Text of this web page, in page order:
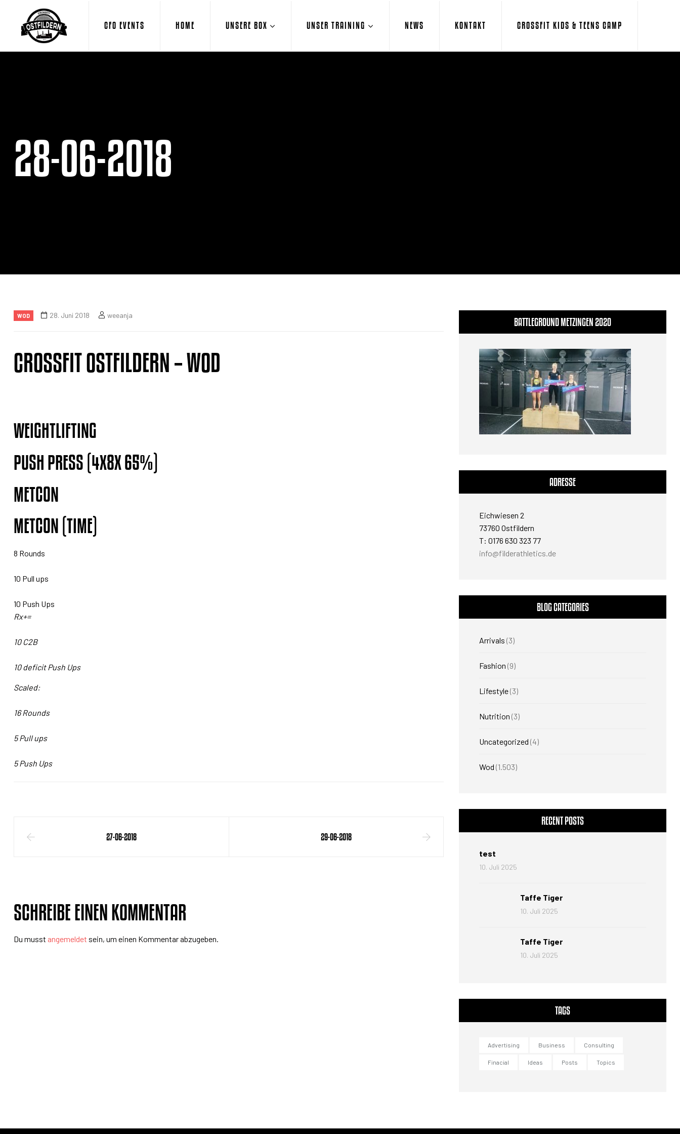
CFO EVENTS HOME UNSERE BOX UNSER TRAINING NEWS KONTAKT CROSSFIT KIDS & TEENS CAMP
28-06-2018
WOD 28. Juni 2018 weeanja
CROSSFIT OSTFILDERN – WOD
WEIGHTLIFTING
PUSH PRESS (4X8X 65%)
METCON
METCON (TIME)
8 Rounds
10 Pull ups
10 Push Ups
Rx+=
10 C2B
10 deficit Push Ups
Scaled:
16 Rounds
5 Pull ups
5 Push Ups
27-06-2018 29-06-2018
SCHREIBE EINEN KOMMENTAR
Du musst angemeldet sein, um einen Kommentar abzugeben.
BATTLEGROUND METZINGEN 2020
ADRESSE
Eichwiesen 2
73760 Ostfildern
T: 0176 630 323 77
info@filderathletics.de
BLOG CATEGORIES
Arrivals (3)
Fashion (9)
Lifestyle(3)
Nutrition (3)
Uncategorized (4)
Wod (1.503)
RECENT POSTS
test
10. Juli 2025
Taffe Tiger
10. Juli 2025
Taffe Tiger
10. Juli 2025
TAGS
Advertising Business Consulting
Finacial Ideas Posts Topics